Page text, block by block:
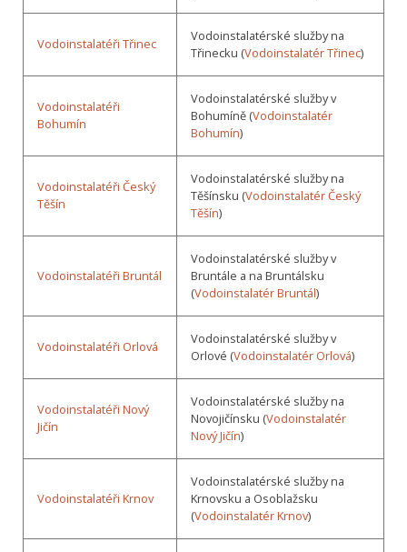
Vodoinstalatéři Třinec
Vodoinstalatérské služby na
Třinecku (Vodoinstalatér Třinec)
Vodoinstalatéři
Bohumín
Vodoinstalatérské služby v
Bohumíně (Vodoinstalatér
Bohumín)
Vodoinstalatéři Český
Těšín
Vodoinstalatérské služby na
Těšínsku (Vodoinstalatér Český
Těšín)
Vodoinstalatéři Bruntál
Vodoinstalatérské služby v
Bruntále a na Bruntálsku
(Vodoinstalatér Bruntál)
Vodoinstalatéři Orlová
Vodoinstalatérské služby v
Orlové (Vodoinstalatér Orlová)
Vodoinstalatéři Nový
Jičín
Vodoinstalatérské služby na
Novojičínsku (Vodoinstalatér
Nový Jičín)
Vodoinstalatéři Krnov
Vodoinstalatérské služby na
Krnovsku a Osoblažsku
(Vodoinstalatér Krnov)